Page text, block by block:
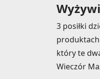
3 posiłki
który te
Wieczór